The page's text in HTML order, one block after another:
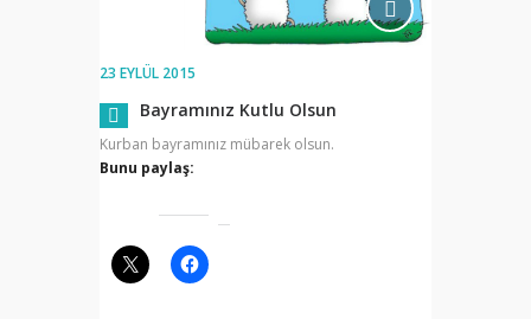
23 EYLÜL 2015
Bayramınız Kutlu Olsun
Kurban bayramınız mübarek olsun.
Bunu paylaş: